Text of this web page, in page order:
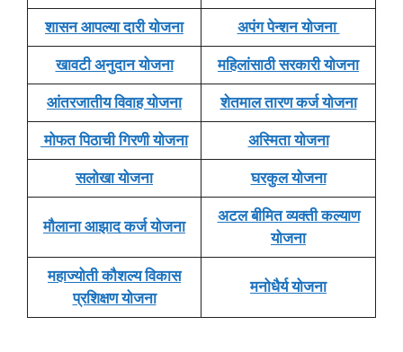
शासन आपल्या दारी योजना अपंग पेन्शन योजना
खावटी अनुदान योजना महिलांसाठी सरकारी योजना
आंतरजातीय विवाह योजना शेतमाल तारण कर्ज योजना
मोफत पिठाची गिरणी योजना अस्मिता योजना
सलोखा योजना घरकुल योजना
मौलाना आझाद कर्ज योजना
अटल बीमित व्यक्ती कल्याण
योजना
महाज्योती कौशल्य विकास
प्रशिक्षण योजना
मनोधैर्य योजना